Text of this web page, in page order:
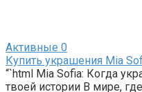
Активные 0
Купить украшения Mia
“`html Mia Sofia: Когда
твоей истории В мире,